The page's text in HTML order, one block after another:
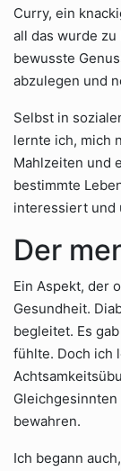
Curry, ein
all das wurde
bewusste
abzulegen und
Selbst in
lernte ich, mich
Mahlzeiten und
bestimmte
interessiert und
Der
Ein Aspekt, der
Gesundheit.
begleitet. Es
fühlte. Doch ich
bewahren.
Ich begann